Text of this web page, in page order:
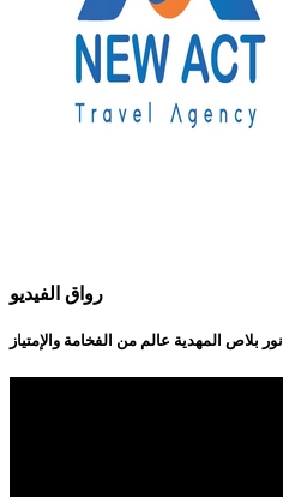
رواق الفيديو
نور بلاص المهدية عالم من الفخامة والإمتياز